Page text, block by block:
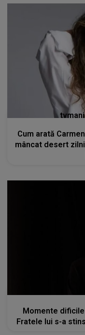
Cum arată
mâncat desert
Momente
Fratele lui s-a